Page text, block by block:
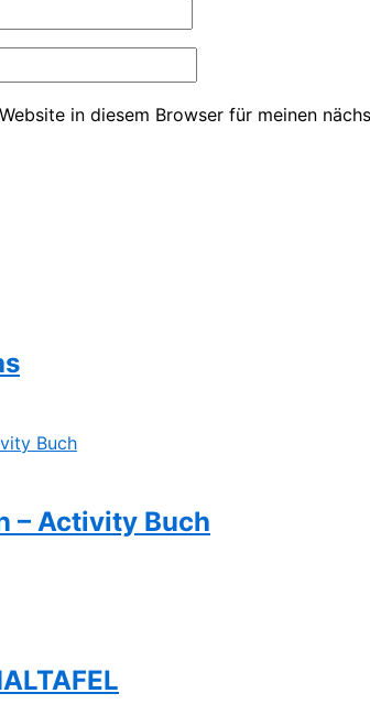
in diesem Browser für meinen
– Activity Buch